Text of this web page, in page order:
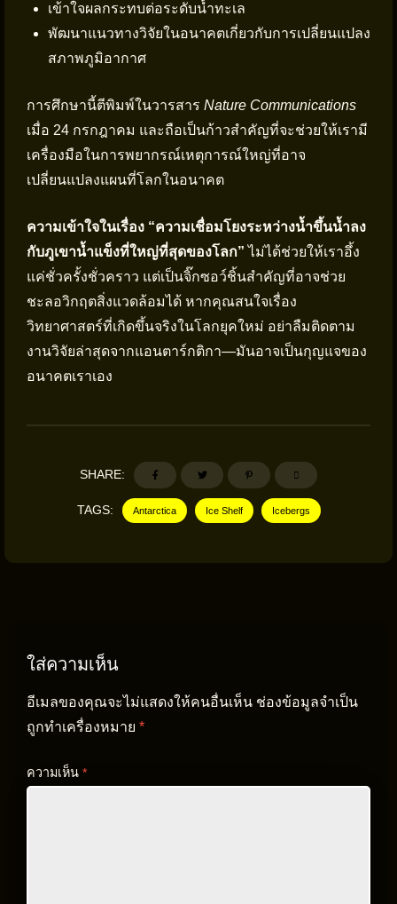
เข้าใจผลกระทบต่อระดับน้ำทะเล
พัฒนาแนวทางวิจัยในอนาคตเกี่ยวกับการเปลี่ยนแปลง
สภาพภูมิอากาศ
การศึกษานี้ตีพิมพ์ในวารสาร Nature Communications
เมื่อ 24 กรกฎาคม และถือเป็นก้าวสำคัญที่จะช่วยให้เรามี
เครื่องมือในการพยากรณ์เหตุการณ์ใหญ่ที่อาจ
เปลี่ยนแปลงแผนที่โลกในอนาคต
ความเข้าใจในเรื่อง “ความเชื่อมโยงระหว่างน้ำขึ้นน้ำลง
กับภูเขาน้ำแข็งที่ใหญ่ที่สุดของโลก” ไม่ได้ช่วยให้เราอึ้ง
แค่ชั่วครั้งชั่วคราว แต่เป็นจิ๊กซอว์ชิ้นสำคัญที่อาจช่วย
ชะลอวิกฤตสิ่งแวดล้อมได้ หากคุณสนใจเรื่อง
วิทยาศาสตร์ที่เกิดขึ้นจริงในโลกยุคใหม่ อย่าลืมติดตาม
งานวิจัยล่าสุดจากแอนตาร์กติกา—มันอาจเป็นกุญแจของ
อนาคตเราเอง
SHARE:
TAGS: Antarctica Ice Shelf Icebergs
ใส่ความเห็น
อีเมลของคุณจะไม่แสดงให้คนอื่นเห็น ช่องข้อมูลจำเป็น
ถูกทำเครื่องหมาย *
ความเห็น *